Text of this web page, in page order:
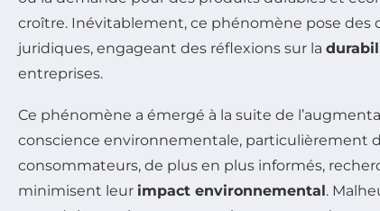
croître. Inévitablement, ce phénomène pose des
juridiques, engageant des réflexions sur la
entreprises.
Ce phénomène a émergé à la suite de
conscience environnementale, particulièrement
consommateurs, de plus en plus informés,
minimisent leur impact environnemental .